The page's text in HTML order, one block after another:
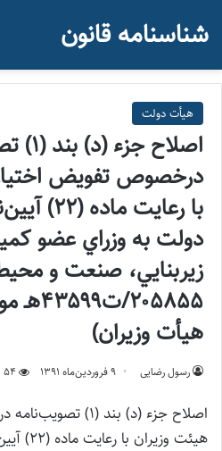
شناسنامه قانون
هیأت دولت
اصلاح
درخصوص تفويض
با رعايت
دولت به وزراي عضو
زيربنايي، صنعت و
هیأت وزیران)
رسول رضایی ۹ فروردین‌ماه ۱۳۹۱ 54
اصلاح جزء (د) بند
هيئت